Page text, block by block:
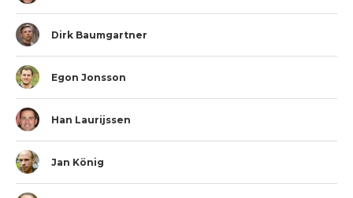
Dirk Baumgartner
Egon Jonsson
Han Laurijssen
Jan König